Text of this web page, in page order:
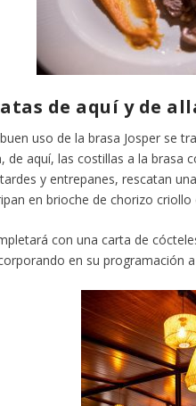
de aquí y de
uso de la brasa Josper se
de aquí, las costillas a la
y entrepanes, rescatan
en brioche de chorizo
con una carta de
en su programación